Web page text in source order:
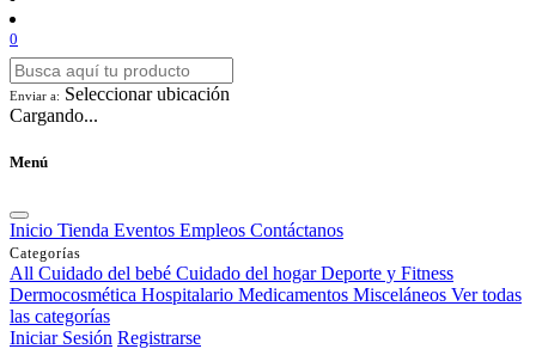
0
Enviar a: Seleccionar ubicación
Cargando...
Menú
Inicio Tienda Eventos Empleos Contáctanos
Categorías
All Cuidado del bebé Cuidado del hogar Deporte y Fitness
Dermocosmética Hospitalario Medicamentos Misceláneos Ver todas
las categorías
Iniciar Sesión Registrarse